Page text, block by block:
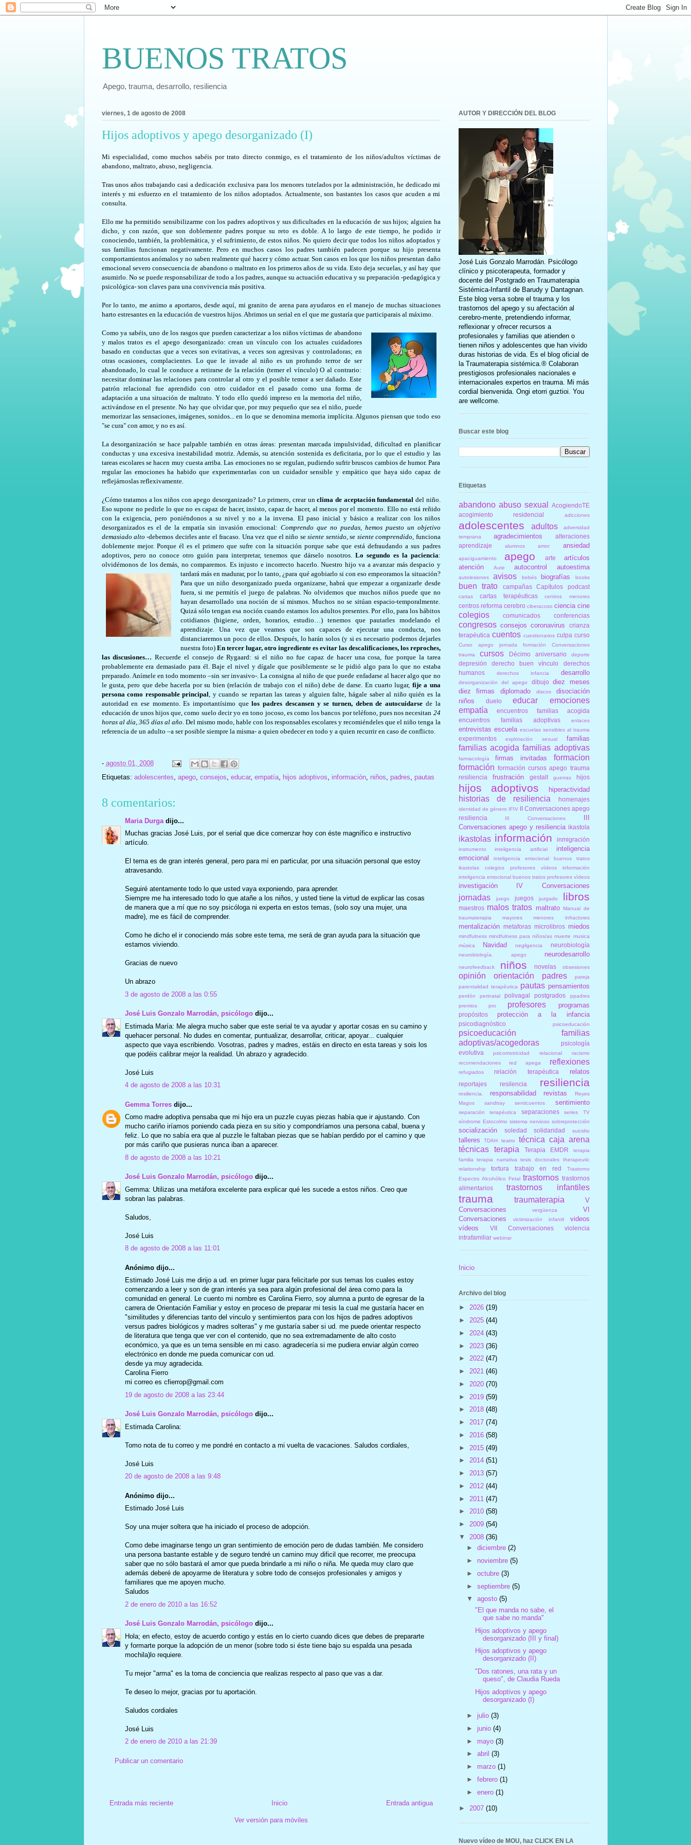
BUENOS TRATOS
Apego, trauma, desarrollo, resiliencia
viernes, 1 de agosto de 2008
Hijos adoptivos y apego desorganizado (I)
Mi especialidad, como muchos sabéis por trato directo conmigo, es el tratamiento de los niños/adultos víctimas de
abandono, maltrato, abuso, negligencia.
Tras unos años trabajando casi a dedicación exclusiva para los menores tutelados por la administración, he dedicado mi
interés y mi esfuerzo en el tratamiento de los niños adoptados. Actualmente, son bastantes los casos que acuden a mi
consulta.
Ello me ha permitido sensibilizarme con los padres adoptivos y sus dificultades en la educación de sus hijos; alguien ha
dicho, y con razón, que son doblemente padres porque su reto es doble. A lo largo de este tiempo, he podido ir
conociendo, también, la problemática, y el sufrimiento, de estos niños. No quiero decir que todos los niños adoptados y
sus familias funcionan negativamente. Pero en muchos casos los padres también padecen porque su hijo presenta
comportamientos anómalos y no saben realmente qué hacer y cómo actuar. Son casos en los que los niños presentan daño
emocional severo consecuencia de abandono o maltrato en los primeros años de su vida. Esto deja secuelas, y así hay que
asumirlo. No se puede responsabilizar de todo a los padres, aunque su actuación educativa y su preparación -pedagógica y
psicológica- son claves para una convivencia más positiva.
Por lo tanto, me animo a aportaros, desde aquí, mi granito de arena para ayudaros en el manejo de muchas situaciones
harto estresantes en la educación de vuestros hijos. Abrimos un serial en el que me gustaría que participarais al máximo.
Como ya sabéis, uno de los rasgos que pueden caracterizar a los niños víctimas de abandono
y malos tratos es el apego desorganizado: crean un vínculo con los actuales cuidadores
basado en conductas que a veces son evitativas, a veces son agresivas y controladoras; en
otras ocasiones, complacientes. Lo que le invade al niño es un profundo terror de ser
abandonado, lo cual le conduce a retirarse de la relación (temer el vínculo) O al contrario:
necesitar dominar las relaciones para controlar al otro y el posible temor a ser dañado. Este
patrón relacional fue aprendido con otro cuidador en el pasado como una forma de
adaptación a una situación de maltrato. Y todo ello quedó impreso en la memoria del niño,
activándose en el presente. No hay que olvidar que, por muy pequeño que sea el niño, puede
memorizar las sensaciones, imágenes, sonidos... en lo que se denomina memoria implícita. Algunos piensan que todo eso
"se cura" con amor, y no es así.
La desorganización se hace palpable también en otras áreas: presentan marcada impulsividad, dificultad en planificar
conductas y una excesiva inestabilidad motriz. Además, su atención sostenida es deficitaria, por lo que el estudio y las
tareas escolares se hacen muy cuesta arriba. Las emociones no se regulan, pudiendo sufrir bruscos cambios de humor. Para
regular las emociones ha habido que experimentarlas con un cuidador sensible y empático que haya sido capaz de
reflejárnoslas reflexivamente.
¿Cómo tratamos a los niños con apego desorganizado? Lo primero, crear unclima de aceptación fundamental del niño.
Eso supone no pedirle lo que no es capaz de hacer, insisto, capaz de hacer, al menos por el momento. Ello no está reñido
con la exigencia, pero poniéndonos a su nivel y no a la inversa. El paso inicial y básico a realizar con los niños
desorganizados es el de la empatía sin invasión emocional: Comprendo que no puedas, hemos puesto un objetivo
demasiado alto -debemos decirles ante el fracaso Una vez que el niño sesiente sentido , se siente comprendido , funciona
doblemente mejor. Porque él es el primero que sufre con la situación porque sabe que está defraudando a sus padres
adoptivos, pero no conoce otro guión para interpretar, tenemos que dárselo nosotros. Lo segundo es la paciencia:
olvidémonos de los demás, no comparemos. Es injusto e incorrecto hacerlo. Nuestro hijo va a avanzar más despacio y
tardará más en madurar, por lo tanto, ¿para qué agobiarlo si con eso empeoramos la situación?
Para que un niño desorganizado pueda organizarse, habrá que empezar a organizarle desde
fuera, si me permitís el juego de palabras. No olvidemos que muchos niños puede que no
hayan desarrollado una noción de sí mismos. Muchos no se sitúan espacio-temporalmente.
Quizá sólo tengan esa noción cuando estamos los adultos presentes. Por ello, para los hábitos
cotidianos (higiene, orden, horarios, estudio…) tenemos que pautarles modelando el
aprendizaje. Una vez que veamos que son capaces de ejecutar una conducta, nos
distanciaremos un poco de ellos. Después, lo harán solos (y si es necesario podemos dejarles
nuestra foto)En tercer lugar, otro ingrediente es evitar las descalificaciones, los reproches,
las discusiones… Recuerde el consejo de Rygaard: si el niño no fue capaz de hacer una cosa, fue porque la tarea
probablemente era demasiado para él. Baje el nivel y dígale que posiblemente se le pidió algo para lo que no estaba
preparado. Anímele en todo momento –sin ser invasivo-. La consigna al niño de que puede enfadarse al hacer algo que no
le gusta, pero que debe hacerla por su bien (relación de trabajo con el niño) debe de darse. En cuarto lugar, fije a una
persona como responsable principal , y cuando se repartan las tareas y alguien falte, hágale saber al niño quién es la
autoridad en ese momento. Es importantísimo quelos padres descansen y se turnen, deben de autocuidarse de la
educación de unos hijos que, como suelo decir yo en tono jocoso, es como los bancos por teléfono, pues nos necesitan 24
horas al día, 365 días al año . Del mismo modo, hable con los responsables escolares y recomiéndeles que el niño tenga la
referencia de un adulto –a ser posible siempre la misma- a quien obedecer en todo y a quien recurrir en caso de conflicto.
- agosto 01, 2008
Etiquetas: adolescentes apego, consejos educar, empatía, hijos adoptivos información, niños padres pautas
8 comentarios:
Maria Durgadijo...
Muchas gracias José Luis, por el serial que dice comenzar hoy con éste magnífico e instructivo
artículo.
El tema es de gran interés general, pero para mí en particular, por una situación personal que estoy
atravesando.
Seguiré atentamente todo lo que usted vaya exponiendo, para aprender.
Siempre me ha interesado todo lo que atañe a los niños, y usted tiene la virtud de explicar las cosas
de manera que a mí que no soy psicóloga ni experta en estos temas, (solo soy una mujer, una
madre), me es fácil de comprender.
Como he dicho el ir conociendo más sobre este tema, me será de gran ayuda para la situación que
estamos viviendo.
Gracias de nuevo
Un abrazo
3 de agosto de 2008 a las 0:55
José Luis Gonzalo Marrodán, psicólogodijo...
Estimada María: Me alegra mucho saber que este serial te va ayudar y aportar cosas en su camino y
quehacer personal. No dudes en comentar, puntualizar, desarrollar, criticar, apoyar... cualquier
aspecto que vaya escribiendo. Vosotras, padres y madres, estáis en directo en esta tareas y sois los
que podéis calibrar mejor la realidad. Un abrazo y agradecido.
José Luis
4 de agosto de 2008 a las 10:31
Gemma Torresdijo...
Como madre adoptiva pensaba que mi hijo era un puzzle cuyas piezas había que ir ajustando. Con
mucho cariño iríamos poniendo cada pieza en su sitio y compondríamos una persona cabal, buena y
feliz. Lo que no sabía era que al puzzle le faltaban piezas que se habían perdido por el camino y que
por más cariño que pusieras nunca iban a aparecer.
8 de agosto de 2008 a las 10:21
José Luis Gonzalo Marrodán, psicólogodijo...
Gemma: Utilizas una metáfora excelente para explicar qué les sucede a estos niños. Creo que
sobran las palabras.
Saludos,
José Luis
8 de agosto de 2008 a las 11:01
Anónimo dijo...
Estimado José Luis me dirijo a ud. en primer lugar para felicitarle por sus temas los cuales estoy
comenzando a leer y son de gran interés ya sea para algún profesional del área como para la
comunidad en general. Le cuento mi nombre es Carolina Fierro, soy alumna a punto de egresar de la
carrera de Orientación Familiar y estoy en proceso de preparar mi tesis la cual me gustaría hacer en
"similitudes y diferencias tanto del vinculo y sentimientos para con los hijos de padres adoptivos
versus padres biológicos y madres solteras" y me gustaría saber si ud. me puede orientar respecto
de literatura que tenga que ver con el contenido, que no sea extremadamente de alto costo
económico, ya que es un tema sensible en mi caso. agradecería si me pudiera enviar algún correo
electrónico en donde me pueda comunicar con ud.
desde ya muy agradecida.
Carolina Fierro
mi correo es cfierrop@gmail.com
19 de agosto de 2008 a las 23:44
José Luis Gonzalo Marrodán, psicólogodijo...
Estimada Carolina:
Tomo nota de tu correo y me pondré en contacto a mi vuelta de vacaciones. Saludos cordiales,
José Luis
20 de agosto de 2008 a las 9:48
Anónimo dijo...
Estimado José Luis
Soy una mujer soltera que ha iniciado el proceso de adopción.
Como debe imaginarse tengo un gran sentimiento de emoción pero de dudas también. Me considero
una persona bastante estable y de seguro tendré un camino muy dificil que recorrer, me preocupa
saber que no sólo bastará el amor que pueda brindarle a mi niño o niña. Me queda muy claro que
además deberé de apoyarme de literatura y sobre todo de consejos profesionales y amigos y
familiares que me apoyen mucho.
Saludos
2 de enero de 2010 a las 16:52
José Luis Gonzalo Marrodán, psicólogodijo...
Hola; en efecto, estoy de acuerdo contigo y estás en lo cierto cuando dices que debes de prepararte
y formarte porque la adopción de un menor (sobre todo si éste tiene bajo su espalda una pesada
mochila)lo requiere.
Tu mejor "arma" es la toma de conciencia que realizas respecto al paso que vas a dar.
Te deseo lo mejor, gracias por tu aportación.
Saludos cordiales
José Luis
2 de enero de 2010 a las 21:39
Publicar un comentario
Entrada más reciente Entrada antigua
Inicio
Ver versión para móviles
AUTOR Y DIRECCIÓN DEL BLOG
José Luis Gonzalo Marrodán. Psicólogo
clínico y psicoterapeuta, formador y
docente del Postgrado en Traumaterapia
Sistémica-Infantil de Barudy y Dantagnan.
Este blog versa sobre el trauma y los
trastornos del apego y su afectación al
cerebro-mente, pretendiendo informar,
reflexionar y ofrecer recursos a
profesionales y familias que atienden o
tienen niños y adolescentes que han vivido
duras historias de vida. Es el blog oficial de
la Traumaterapia sistémica.® Colaboran
prestigiosos profesionales nacionales e
internacionales expertos en trauma. Mi más
cordial bienvenida. Ongi etorri guztioi. You
are wellcome.
Buscar este blog
Etiquetas
abandono abuso sexual
AcogiendoTE
acogimiento residencial
adicciones
adolescentes adultos
adversidad
temprana
agradecimientos
alteraciones
aprendizaje
alumnos amor ansiedad
apaciguamiento apego arte
artículos
atención
Aute autocontrol autoestima
autolesiones avisos bebés biografías books
buen trato campañas Capítulos podcast
cartas cartas terapéuticas centros menores
centros reforma cerebro ciberacoso ciencia cine
colegios comunicados conferencias
congresos consejos coronavirus
crianza
terapéutica cuentos cuestionarios culpa curso
Curso apego jornada formación Conversaciones
trauma
cursos Décimo aniversario deporte
depresión derecho buen vínculo
derechos
humanos
derechos infancia desarrollo
desorganización del apego dibujo diez meses
diez firmas
diplomado discos
disociación
niños
duelo educar
emociones
empatía
encuentros familias acogida
encuentros familias adoptivas
enlaces
entrevistas escuela escuelas sensibles al trauma
experimentos explotación sexual familias
familias acogida familias adoptivas
farmacología firmas invitadas
formacion
formación formación cursos apego trauma
resiliencia
frustración gestalt guerras hijos
hijos adoptivos hiperactividad
historias de resiliencia homenajes
identidad de género IFIV II Conversaciones apego
resiliencia
III Conversaciones
III
Conversaciones apego y resiliencia ikastola
ikastolas información inmigración
instrumento inteligencia artificial
inteligencia
emocional
inteligencia emocional buenos tratos
ikastolas colegios profesores vídeos información
inteligencia emocional buenos tratos profesores vídeos
investigación IV Conversaciones
jornadas juego juegos juzgado libros
maestros malos tratos maltrato Manual de
traumaterapia
mayores menores infractores
mentalización metaforas microlibros miedos
mindfulness mindfulness para niños/as muerte musica
música
Navidad negligencia neurobiología
neurobiología. apego neurodesarrollo
neurofeedback niños novelas obsesiones
opinión orientación padres
pareja
parentalidad terapéutica
pautas pensamientos
perdón perinatal polivagal postgrados
ppadres
premios
pro profesores programas
propósitos protección a la infancia
psicodiagnóstico psicoeducación
psicoeducación familias
adoptivas/acogedoras
psicología
evolutiva
psicomotricidad relacional
racismo
recomendaciones
red apega reflexiones
refugiados relación terapéutica relatos
reportajes resilencia resiliencia
resiliencia. responsabilidad revistas
Reyes
Magos
sandtray senticuentos sentimiento
separación terapéutica separaciones
series TV
síndrome Estocolmo sistema nervioso sobreprotección
socialización soledad solidaridad suicidio
talleres TDAH teatro
técnica caja arena
técnicas
terapia Terapia EMDR
terapia
familia
terapia narrativa tesis doctorales
therapeutic
relationship
tortura trabajo en red
Trastorno
Espectro Alcohólico Fetal trastornos trastornos
alimentarios
trastornos infantiles
trauma traumaterapia
V
Conversaciones
vergüenza
VI
Conversaciones
victimización infantil
videos
vídeos
VII Conversaciones
violencia
intrafamiliar webinar
Inicio
Archivo del blog
► 2026 (19)
► 2025 (44)
► 2024 (43)
► 2023 (36)
► 2022 (47)
► 2021 (46)
► 2020 (70)
► 2019 (59)
► 2018 (48)
► 2017 (74)
► 2016 (58)
► 2015 (49)
► 2014 (51)
► 2013 (57)
► 2012 (44)
► 2011 (47)
► 2010 (58)
► 2009 (54)
▼ 2008 (36)
►diciembre(2)
► noviembre(5)
►octubre(3)
►septiembre(5)
▼agosto(5)
"El que manda no sabe, el
que sabe no manda"
Hijos adoptivos y apego
desorganizado (III y final)
Hijos adoptivos y apego
desorganizado (II)
"Dos ratones, una rata y un
queso", de Claudia Rueda
Hijos adoptivos y apego
desorganizado (I)
►julio(3)
►junio(4)
► mayo(3)
►abril(3)
► marzo(1)
►febrero(1)
►enero(1)
► 2007 (10)
Nuevo vídeo de MOU, haz CLICK EN LA